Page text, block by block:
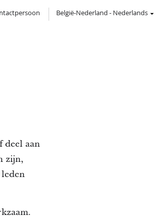
België-Nederland - Nederlands
deel aan
zijn,